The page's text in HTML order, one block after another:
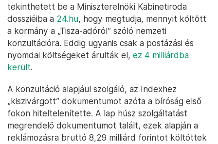
tekinthetett be a Miniszterelnöki Kabinetiroda
dossziéiba a 24.hu, hogy megtudja, mennyit költött
a kormány a „Tisza-adóról” szóló nemzeti
konzultációra. Eddig ugyanis csak a postázási és
nyomdai költségeket árulták el, ez 4 milliárdba
került.
A konzultáció alapjául szolgáló, az Indexhez
„kiszivárgott” dokumentumot azóta a bíróság első
fokon hiteltelenítette. A lap húsz szolgáltatást
megrendelő dokumentumot talált, ezek alapján a
reklámozásra bruttó 8,29 milliárd forintot költöttek